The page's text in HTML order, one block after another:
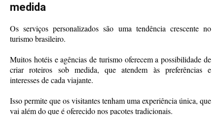
medida
Os serviços personalizados são uma tendência crescente no
turismo brasileiro.
Muitos hotéis e agências de turismo oferecem a possibilidade de
criar roteiros sob medida, que atendem às preferências e
interesses de cada viajante.
Isso permite que os visitantes tenham uma experiência única, que
vai além do que é oferecido nos pacotes tradicionais.